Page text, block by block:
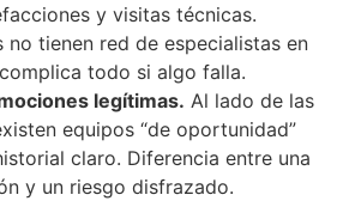
y visitas técnicas.
no tienen red de especialistas en
todo si algo falla.
legítimas. Al lado de las
equipos “de oportunidad”
claro. Diferencia entre una
y un riesgo disfrazado.